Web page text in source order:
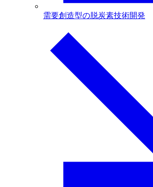
需要創造型の脱炭素技術開発